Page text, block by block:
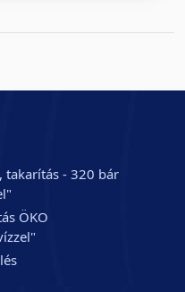
takarítás - 320 bár
ÖKO